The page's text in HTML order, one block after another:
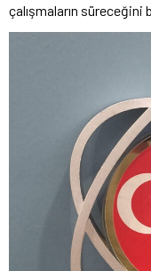
çalışmaların süreceğini